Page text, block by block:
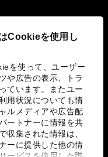
Cookieを使用し
を使って、ユーザー
や広告の表示、トラ
ています。またユー
用状況についても情
ルメディアや広告配
ートナーに情報を共
収集された情報は、
ーに提供した他の情